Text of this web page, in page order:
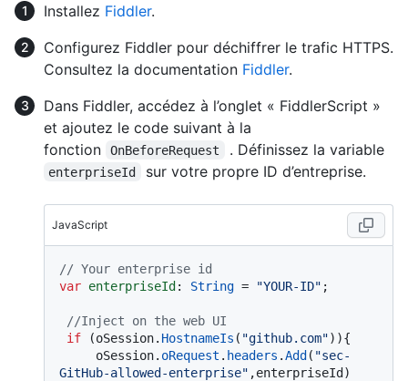
Installez Fiddler.
Configurez Fiddler pour déchiffrer le trafic HTTPS.
Consultez la documentation Fiddler.
Dans Fiddler, accédez à l’onglet « FiddlerScript »
et ajoutez le code suivant à la
fonction
OnBeforeRequest . Définissez la variable
enterpriseId sur votre propre ID d’entreprise.
JavaScript
// Your enterprise id
var enterpriseId : String = "YOUR-ID" ;
//Inject on the web UI
if (oSession. HostnameIs ( "github.com")){
     oSession.
oRequest . headers .Add ( "sec-
GitHub-allowed-enterprise" ,enterpriseId)